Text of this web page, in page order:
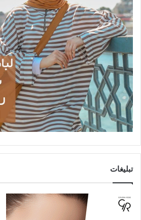
تبلیغات